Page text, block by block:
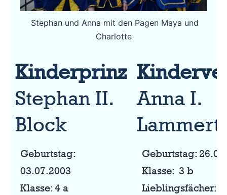
Stephan und Anna mit den Pagen Maya und
Charlotte
Kinderprinz
Stephan II.
Block
Geburtstag:
03.07.2003
Klasse: 4 a
Anna I.
Geburtstag:
Klasse: 3 b
Lieblingsfächer: